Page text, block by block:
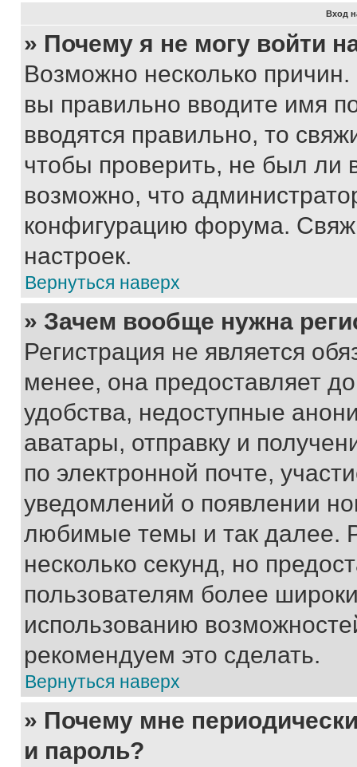
Вход
» Почему я не могу войти
Возможно несколько
вы правильно вводите имя
вводятся правильно, то
чтобы проверить, не был ли
возможно, что
конфигурацию форума.
настроек.
Вернуться наверх
» Зачем вообще нужна
Регистрация не является
менее, она предоставляет
удобства, недоступные
аватары, отправку и
по электронной почте,
уведомлений о появлении
любимые темы и так далее.
несколько секунд, но
пользователям более
использованию
рекомендуем это сделать.
Вернуться наверх
» Почему мне
и пароль?